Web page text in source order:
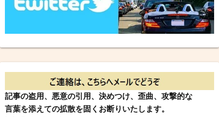
記事の盗用、悪意の引用、決めつけ、歪曲、攻撃的な
言葉を添えての拡散を固くお断りいたします。